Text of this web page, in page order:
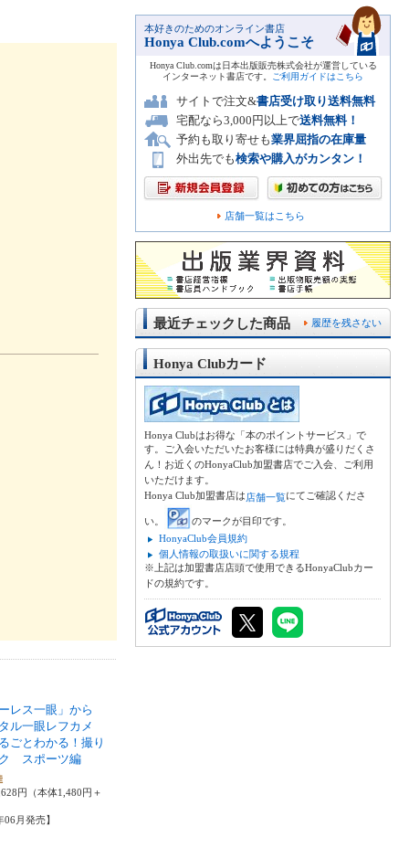
レス一眼」から
ル一眼レフカメ
ごとわかる！撮り
スポーツ編
円（本体1,480円＋
06月発売】
本好きのためのオンライン書店
Honya Club.comへようこそ
Honya Club.comは日本出版販売株式会社が運営している
インターネット書店です。
ご利用ガイドはこちら
サイトで注文&書店受け取り送料無料
宅配なら3,000円以上で送料無料！
予約も取り寄せも業界屈指の在庫量
外出先でも検索や購入がカンタン！
店舗一覧はこちら
履歴を残さない
最近チェックした商品
Honya Clubカード
Honya Clubはお得な「本のポイントサービス」で
す。ご入会いただいたお客様には特典が盛りだくさ
ん！お近くのHonyaClub加盟書店でご入会、ご利用
いただけます。
Honya Club加盟書店は店舗一覧にてご確認くださ
い。
のマークが目印です。
HonyaClub会員規約
個人情報の取扱いに関する規程
※上記は加盟書店店頭で使用できるHonyaClubカー
ドの規約です。